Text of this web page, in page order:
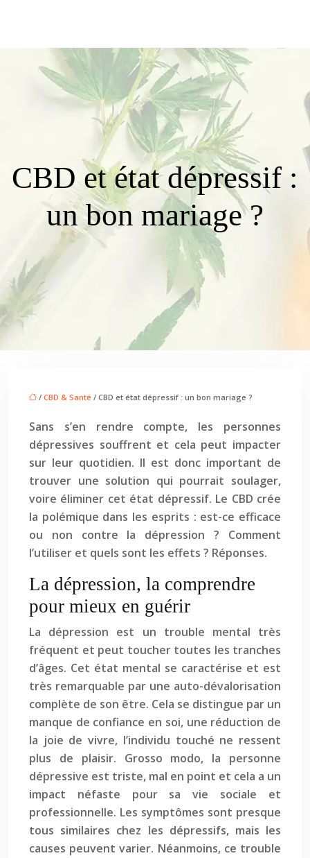
CBD et état dépressif :
un bon mariage ?
/ CBD & Santé / CBD et état dépressif : un bon mariage ?
Sans s’en rendre compte, les personnes
dépressives souffrent et cela peut impacter
sur leur quotidien. Il est donc important de
trouver une solution qui pourrait soulager,
voire éliminer cet état dépressif. Le CBD crée
la polémique dans les esprits : est-ce efficace
ou non contre la dépression ? Comment
l’utiliser et quels sont les effets ? Réponses.
La dépression, la comprendre
pour mieux en guérir
La dépression est un trouble mental très
fréquent et peut toucher toutes les tranches
d’âges. Cet état mental se caractérise et est
très remarquable par une auto-dévalorisation
complète de son être. Cela se distingue par un
manque de confiance en soi, une réduction de
la joie de vivre, l’individu touché ne ressent
plus de plaisir. Grosso modo, la personne
dépressive est triste, mal en point et cela a un
impact néfaste pour sa vie sociale et
professionnelle. Les symptômes sont presque
tous similaires chez les dépressifs, mais les
causes peuvent varier. Néanmoins, ce trouble